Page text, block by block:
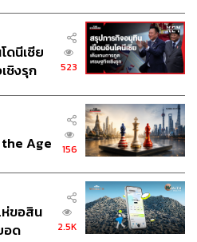
ดนีเซีย
ชิงรุก
523
Age
156
ห่ขอสิน
อด
2.5K